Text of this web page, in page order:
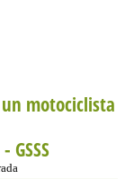
motociclista
- GSSS